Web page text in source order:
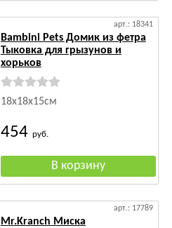
арт.: 18341
Bambini Pets Домик из фетра
Тыковка для грызунов и
хорьков
18х18х15см
454 руб.
арт.: 17789
Mr.Kranch Миска